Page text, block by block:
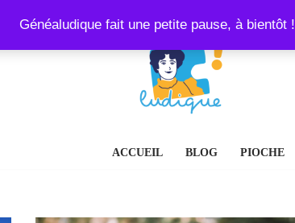
Généaludique fait une petite pause, à bientôt !
ACCUEIL BLOG PIOCHE